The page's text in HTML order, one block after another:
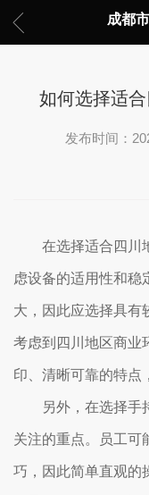
成都
如何选择适
发布时间：
在选择适合四川
虑设备的适用性和稳
大，因此应选择具有
考虑到四川地区商业
印、清晰可靠的特点
另外，在选择手
关注的重点。员工可
巧，因此简单直观的